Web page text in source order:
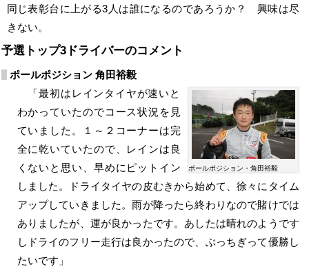
同じ表彰台に上がる3人は誰になるのであろうか？ 興味は尽
きない。
予選トップ3ドライバーのコメント
ポールポジション 角田裕毅
ポールポジション・角田裕毅
「最初はレインタイヤが速いと
わかっていたのでコース状況を見
ていました。１～２コーナーは完
全に乾いていたので、レインは良
くないと思い、早めにピットイン
しました。ドライタイヤの皮むきから始めて、徐々にタイム
アップしていきました。雨が降ったら終わりなので賭けでは
ありましたが、運が良かったです。あしたは晴れのようです
しドライのフリー走行は良かったので、ぶっちぎって優勝し
たいです」